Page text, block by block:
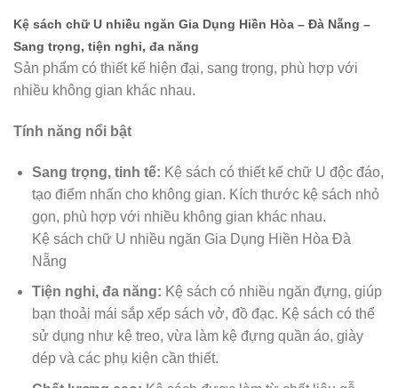
Kệ sách chữ U nhiều ngăn Gia Dụng Hiền Hòa – Đà Nẵng –
Sang trọng, tiện nghi, đa năng
Sản phẩm có thiết kế hiện đại, sang trọng, phù hợp với
nhiều không gian khác nhau.
Tính năng nổi bật
Sang trọng, tinh tế: Kệ sách có thiết kế chữ U độc đáo,
tạo điểm nhấn cho không gian. Kích thước kệ sách nhỏ
gọn, phù hợp với nhiều không gian khác nhau.
Kệ sách chữ U nhiều ngăn Gia Dụng Hiền Hòa Đà
Nẵng
Tiện nghi, đa năng: Kệ sách có nhiều ngăn đựng, giúp
bạn thoải mái sắp xếp sách vở, đồ đạc. Kệ sách có thể
sử dụng như kệ treo, vừa làm kệ đựng quần áo, giày
dép và các phụ kiện cần thiết.